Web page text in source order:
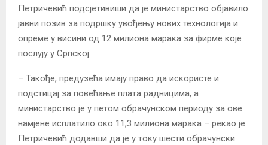
Петричевић подсјетивиши да је министарство објавило
јавни позив за подршку увођењу нових технологија и
опреме у висини од 12 милиона марака за фирме које
послују у Српској.
– Такође, предузећа имају право да искористе и
подстицај за повећање плата радницима, а
министарство је у петом обрачунском периоду за ове
намјене исплатило око 11,3 милиона марака – рекао је
Петричевић додавши да је у току шести обрачунски